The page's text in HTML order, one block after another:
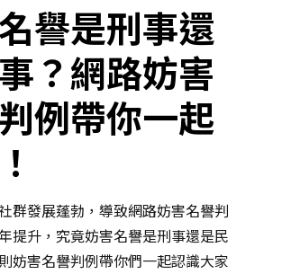
譽是刑事還
？網路妨害
例帶你一起
群發展蓬勃，導致網路妨害名譽判
提升，究竟妨害名譽是刑事還是民
妨害名譽判例帶你們一起認識大家